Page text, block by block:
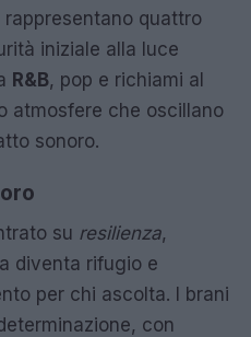
quattro
iniziale alla luce
R&B, pop e richiami al
atmosfere che oscillano
sonoro.
su resilienza,
diventa rifugio e
per chi ascolta. I brani
con